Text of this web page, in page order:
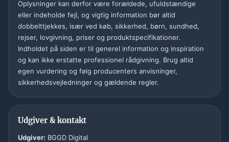
Oplysninger kan derfor være forældede, ufuldstændige
eller indeholde fejl, og vigtig information bør altid
dobbelttjekkes, især ved køb, sikkerhed, børn, sundhed,
rejser, lovgivning, priser og produktspecifikationer.
Indholdet på siden er til generel information og inspiration
og kan ikke erstatte professionel rådgivning. Brug altid
egen vurdering og følg producenters anvisninger,
sikkerhedsvejledninger og gældende regler.
Udgiver & kontakt
Udgiver: BGGD Digital